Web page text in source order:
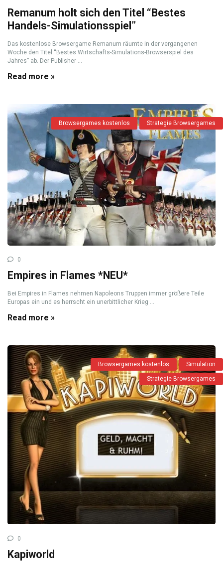
Remanum holt sich den Titel “Bestes
Handels-Simulationsspiel”
Das kostenlose Browsergame Remanum räumte in der vergangenen
Woche den Titel “Bestes Wirtschafts-Simulations-Browserspiel des
Jahres” ab. Der Publisher ...
Read more »
Browsergames kostenlos Strategie Browsergames
0
Empires in Flames *NEU*
Bei Empires in Flames nehmen Napoleons Truppen immer größere Teile
Europas ein und es herrscht ein unerbittlicher Krieg ...
Read more »
Browsergames kostenlos Simulation
Strategie Browsergames
0
Kapiworld